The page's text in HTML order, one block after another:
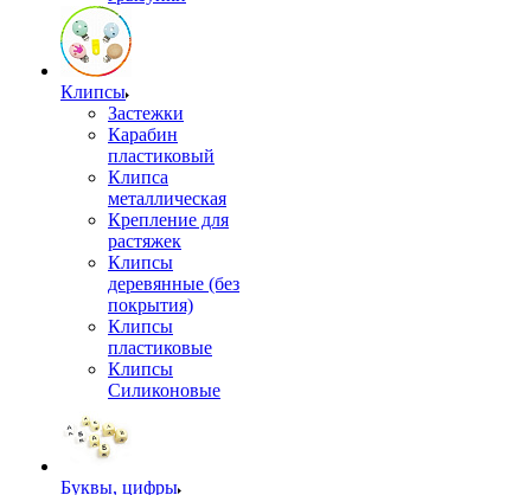
Клипсы
Застежки
Карабин
пластиковый
Клипса
металлическая
Крепление для
растяжек
Клипсы
деревянные (без
покрытия)
Клипсы
пластиковые
Клипсы
Силиконовые
Буквы, цифры